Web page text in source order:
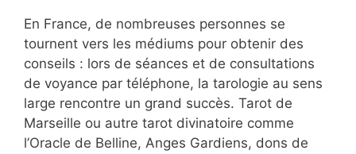
En France, de nombreuses personnes se
tournent vers les médiums pour obtenir des
conseils : lors de séances et de consultations
de voyance par téléphone, la tarologie au sens
large rencontre un grand succès. Tarot de
Marseille ou autre tarot divinatoire comme
l’Oracle de Belline, Anges Gardiens, dons de